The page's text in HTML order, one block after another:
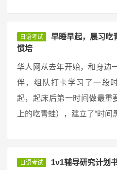
日语考试
早睡早起，晨习吃
惯培
华人网从去年开始，和身边
伴，组队打卡学习了一段
起，起床后第一时间做最重
上的吃青蛙），建立了“时间
日语考试 1v1辅导研究计划